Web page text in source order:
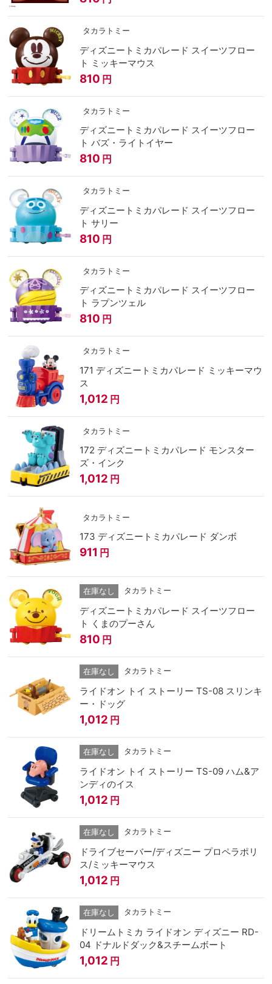
タカラトミー
ディズニートミカパレード スイーツフロー
ト ミッキーマウス
810 円
タカラトミー
ディズニートミカパレード スイーツフロー
ト バズ・ライトイヤー
810 円
タカラトミー
ディズニートミカパレード スイーツフロー
ト サリー
810 円
タカラトミー
ディズニートミカパレード スイーツフロー
ト ラプンツェル
810 円
タカラトミー
171 ディズニートミカパレード ミッキーマウ
ス
1,012 円
タカラトミー
172 ディズニートミカパレード モンスター
ズ・インク
1,012 円
タカラトミー
173 ディズニートミカパレード ダンボ
911 円
在庫なし タカラトミー
ディズニートミカパレード スイーツフロー
ト くまのプーさん
810 円
在庫なし タカラトミー
ライドオン トイ ストーリー TS-08 スリンキ
ー・ドッグ
1,012 円
在庫なし タカラトミー
ライドオン トイ ストーリー TS-09 ハム&ア
ンディのイス
1,012 円
在庫なし タカラトミー
ドライブセーバー/ディズニー プロペラポリ
ス/ミッキーマウス
1,012 円
在庫なし タカラトミー
ドリームトミカ ライドオン ディズニー RD-
04 ドナルドダック&スチームボート
1,012 円